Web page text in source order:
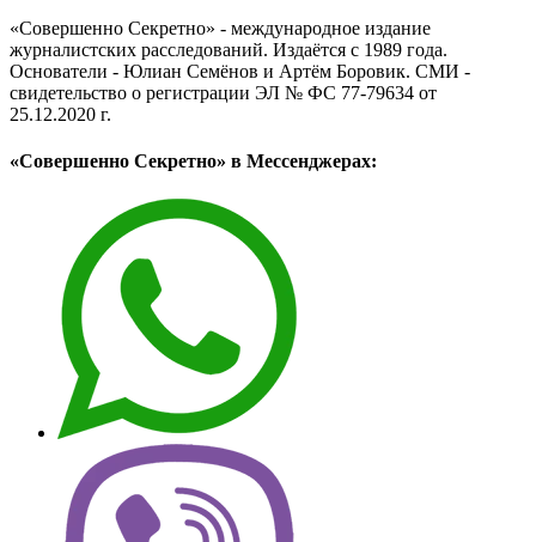
«Совершенно Секретно» - международное издание
журналистских расследований. Издаётся с 1989 года.
Основатели - Юлиан Семёнов и Артём Боровик. CМИ -
свидетельство о регистрации ЭЛ № ФС 77-79634 от
25.12.2020 г.
«Совершенно Секретно» в Мессенджерах: